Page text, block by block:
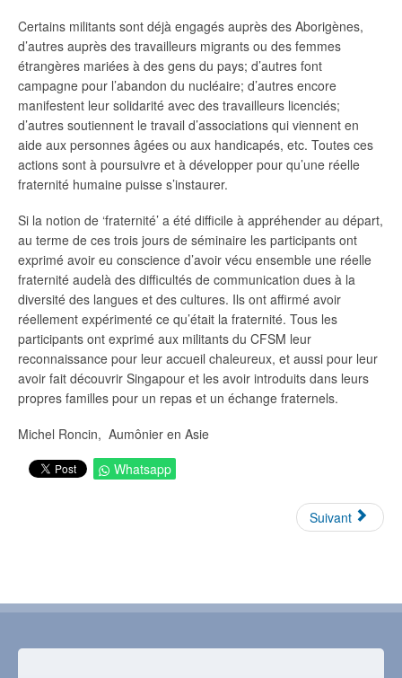
Certains militants sont déjà engagés auprès des Aborigènes,
d’autres auprès des travailleurs migrants ou des femmes
étrangères mariées à des gens du pays; d’autres font
campagne pour l’abandon du nucléaire; d’autres encore
manifestent leur solidarité avec des travailleurs licenciés;
d’autres soutiennent le travail d’associations qui viennent en
aide aux personnes âgées ou aux handicapés, etc. Toutes ces
actions sont à poursuivre et à développer pour qu’une réelle
fraternité humaine puisse s’instaurer.
Si la notion de ‘fraternité’ a été difficile à appréhender au départ,
au terme de ces trois jours de séminaire les participants ont
exprimé avoir eu conscience d’avoir vécu ensemble une réelle
fraternité audelà des difficultés de communication dues à la
diversité des langues et des cultures. Ils ont affirmé avoir
réellement expérimenté ce qu’était la fraternité. Tous les
participants ont exprimé aux militants du CFSM leur
reconnaissance pour leur accueil chaleureux, et aussi pour leur
avoir fait découvrir Singapour et les avoir introduits dans leurs
propres familles pour un repas et un échange fraternels.
Michel Roncin, Aumônier en Asie
Whatsapp
Suivant